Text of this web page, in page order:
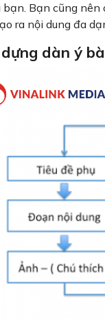
bạn. Bạn cũng
ra nội dung đa
dàn ý